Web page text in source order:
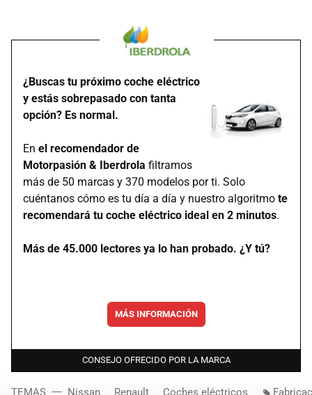
¿Buscas tu próximo coche eléctrico
y estás sobrepasado con tanta
opción? Es normal.
En el recomendador de
Motorpasión & Iberdrola filtramos
más de 50 marcas y 370 modelos por ti. Solo
cuéntanos cómo es tu día a día y nuestro algoritmo te
recomendará tu coche eléctrico ideal en 2 minutos.
Más de 45.000 lectores ya lo han probado. ¿Y tú?
MÁS INFORMACIÓN
CONSEJO OFRECIDO POR LA MARCA
TEMAS Nissan Renault Coches eléctricos